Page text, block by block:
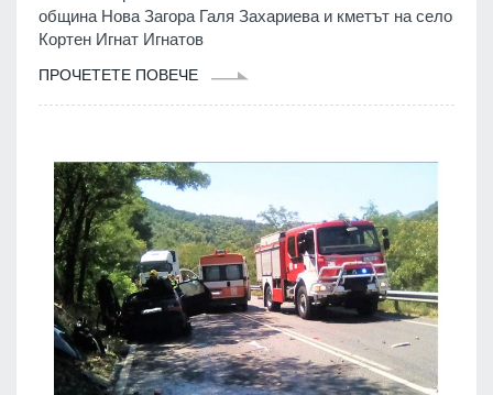
община Нова Загора Галя Захариева и кметът на село
Кортен Игнат Игнатов
ПРОЧЕТЕТЕ ПОВЕЧЕ